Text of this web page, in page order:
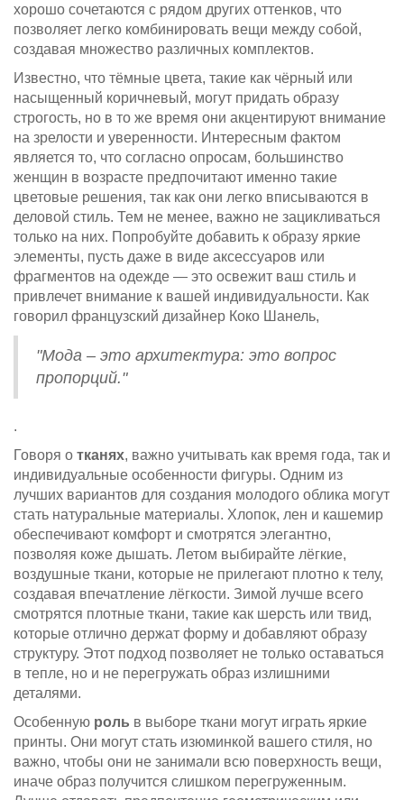
хорошо сочетаются с рядом других оттенков, что
позволяет легко комбинировать вещи между собой,
создавая множество различных комплектов.
Известно, что тёмные цвета, такие как чёрный или
насыщенный коричневый, могут придать образу
строгость, но в то же время они акцентируют внимание
на зрелости и уверенности. Интересным фактом
является то, что согласно опросам, большинство
женщин в возрасте предпочитают именно такие
цветовые решения, так как они легко вписываются в
деловой стиль. Тем не менее, важно не зацикливаться
только на них. Попробуйте добавить к образу яркие
элементы, пусть даже в виде аксессуаров или
фрагментов на одежде — это освежит ваш стиль и
привлечет внимание к вашей индивидуальности. Как
говорил французский дизайнер Коко Шанель,
"Мода – это архитектура: это вопрос
пропорций."
.
Говоря о тканях, важно учитывать как время года, так и
индивидуальные особенности фигуры. Одним из
лучших вариантов для создания молодого облика могут
стать натуральные материалы. Хлопок, лен и кашемир
обеспечивают комфорт и смотрятся элегантно,
позволяя коже дышать. Летом выбирайте лёгкие,
воздушные ткани, которые не прилегают плотно к телу,
создавая впечатление лёгкости. Зимой лучше всего
смотрятся плотные ткани, такие как шерсть или твид,
которые отлично держат форму и добавляют образу
структуру. Этот подход позволяет не только оставаться
в тепле, но и не перегружать образ излишними
деталями.
Особенную роль в выборе ткани могут играть яркие
принты. Они могут стать изюминкой вашего стиля, но
важно, чтобы они не занимали всю поверхность вещи,
иначе образ получится слишком перегруженным.